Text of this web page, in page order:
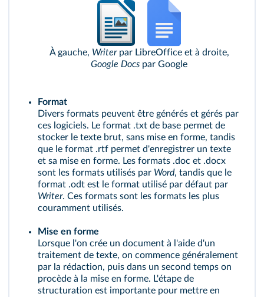
À gauche, Writerpar LibreOffice et à droite,
Google Docs par Google
Format
Divers formats peuvent être générés et gérés par
ces logiciels. Le format .txt de base permet de
stocker le texte brut, sans mise en forme, tandis
que le format .rtf permet d'enregistrer un texte
et sa mise en forme. Les formats .doc et .docx
sont les formats utilisés par Word, tandis que le
format .odt est le format utilisé par défaut par
Writer. Ces formats sont les formats les plus
couramment utilisés.
Mise en forme
Lorsque l'on crée un document à l'aide d'un
traitement de texte, on commence généralement
par la rédaction, puis dans un second temps on
procède à la mise en forme. L'étape de
structuration est importante pour mettre en